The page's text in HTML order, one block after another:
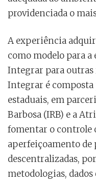
providenciada o
A experiência
como modelo para a
Integrar para outras
Integrar é
estaduais, em
Barbosa (IRB) e a
fomentar o controle
aperfeiçoamento de
descentralizadas,
metodologias,